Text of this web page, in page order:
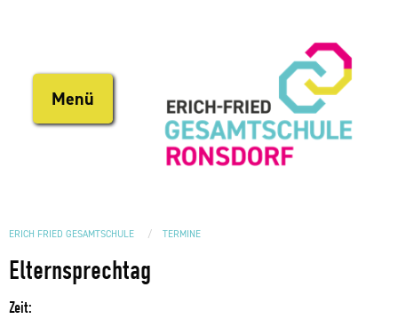
Inhalt
Menü
ERICH FRIED GESAMTSCHULE TERMINE
Elternsprechtag
Zeit: